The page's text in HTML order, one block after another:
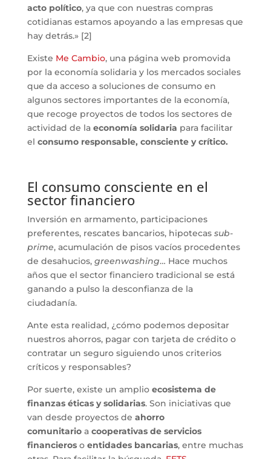
acto político, ya que con nuestras compras
cotidianas estamos apoyando a las empresas que
hay detrás.» [2]
Existe Me Cambio, una página web promovida
por la economía solidaria y los mercados sociales
que da acceso a soluciones de consumo en
algunos sectores importantes de la economía,
que recoge proyectos de todos los sectores de
actividad de la economía solidaria para facilitar
el consumo responsable, consciente y crítico.
El consumo consciente en el
sector financiero
Inversión en armamento, participaciones
preferentes, rescates bancarios, hipotecas sub-
prime, acumulación de pisos vacíos procedentes
de desahucios, greenwashing… Hace muchos
años que el sector financiero tradicional se está
ganando a pulso la desconfianza de la
ciudadanía.
Ante esta realidad, ¿cómo podemos depositar
nuestros ahorros, pagar con tarjeta de crédito o
contratar un seguro siguiendo unos criterios
críticos y responsables?
Por suerte, existe un amplio ecosistema de
finanzas éticas y solidarias. Son iniciativas que
van desde proyectos de ahorro
comunitarioacooperativas de servicios
financieroso entidades bancarias, entre muchas